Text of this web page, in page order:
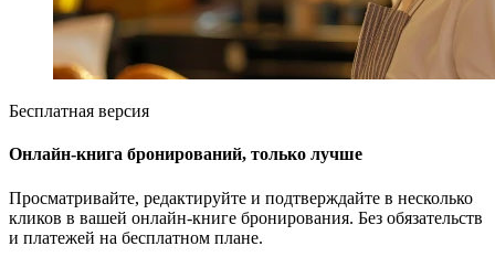
Бесплатная версия
Онлайн-книга бронирований, только лучше
Просматривайте, редактируйте и подтверждайте в несколько
кликов в вашей онлайн-книге бронирования. Без обязательств
и платежей на бесплатном плане.